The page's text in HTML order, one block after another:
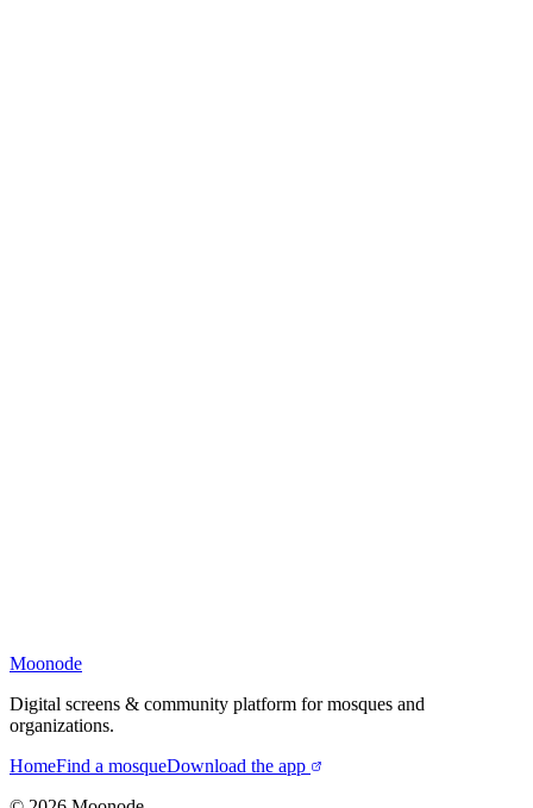
Moonode
Digital screens & community platform for mosques and
organizations.
HomeFind a mosqueDownload the app